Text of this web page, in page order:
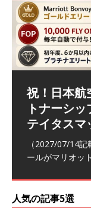
祝！日本航
トナーシ
テイタスマ
（2027/07/14
ールがマリオッ
ラウンジ
（2026/06/07記
た際に利用した
The Coral
ンナプー
(2026/01)
（2026/03/31
ェンマイに行く
日本航空
クラスラ
（2026/03/18記
～バンコクの
バンコク
ム国際空
（2026/03/13記
ェンマイに向
人気の記事5選